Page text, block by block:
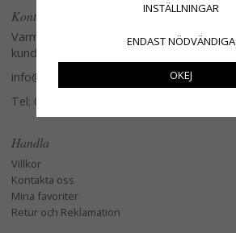
Kontakta oss
Varmt välkommen att kontakta vår
kundtjänst.
info@glasverandan.se
Tel: 079-3495968
Handla
Villkor
Kontakta oss
Mina favoriter
Retur och Reklamation
INSTÄLLNINGAR
ENDAST NÖDVÄNDIGA
OKEJ